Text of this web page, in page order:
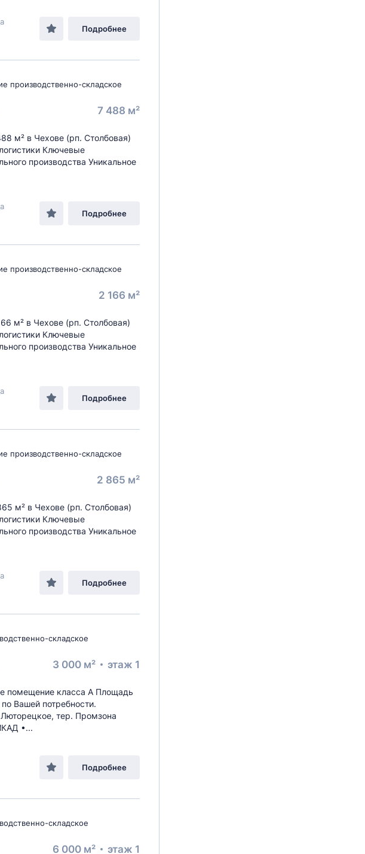
Подробнее
производственно-складское
7 488 м²
м² в Чехове (рп. Столбовая)
Ключевые
производства Уникальное
Подробнее
производственно-складское
2 166 м²
м² в Чехове (рп. Столбовая)
Ключевые
производства Уникальное
Подробнее
производственно-складское
2 865 м²
м² в Чехове (рп. Столбовая)
Ключевые
производства Уникальное
Подробнее
складское
3 000 м² этаж 1
помещение класса А Площадь
Вашей потребности.
тер. Промзона
•...
Подробнее
складское
6 000 м² этаж 1